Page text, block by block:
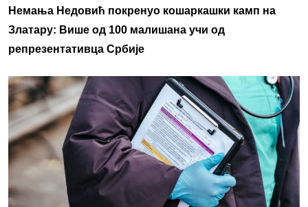
Немања Недовић покренуо кошаркашки камп на
Златару: Више од 100 малишана учи од
репрезентативца Србије